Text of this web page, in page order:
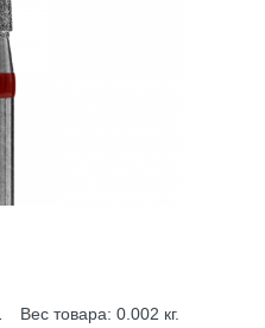
Вес товара: 0.002 кг.